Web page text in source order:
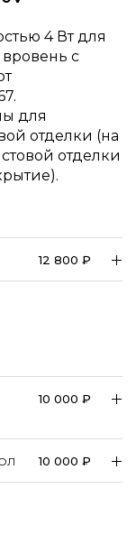
4 Вт для
вровень с
для
отделки (на
отделки
12 800 ₽
10 000 ₽
10 000 ₽